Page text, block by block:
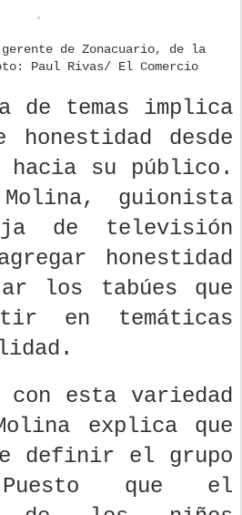
de Zonacuario, de la
Paul Rivas/ El Comercio
de temas implica
honestidad desde
su público.
guionista
de televisión
honestidad
los tabúes que
en temáticas
con esta variedad
explica que
definir el grupo
que el